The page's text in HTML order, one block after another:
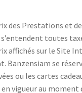
des Prestations et
toutes
affichés sur le Site
Banzensiam se
ou les cartes
vigueur au moment